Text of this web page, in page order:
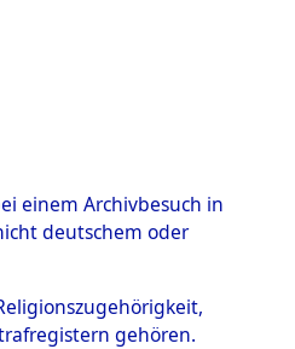
einem Archivbesuch in
deutschem oder
gehören.